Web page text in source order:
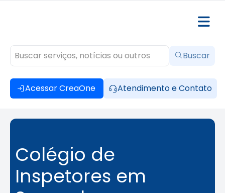
Acessar CreaOne Atendimento e Contato
Buscar
Colégio de
Inspetores em